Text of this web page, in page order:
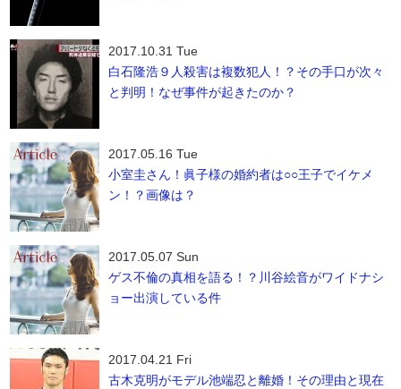
2017.10.31 Tue
白石隆浩９人殺害は複数犯人！？その手口が次々
と判明！なぜ事件が起きたのか？
2017.05.16 Tue
小室圭さん！眞子様の婚約者は○○王子でイケメ
ン！？画像は？
2017.05.07 Sun
ゲス不倫の真相を語る！？川谷絵音がワイドナシ
ョー出演している件
2017.04.21 Fri
古木克明がモデル池端忍と離婚！その理由と現在